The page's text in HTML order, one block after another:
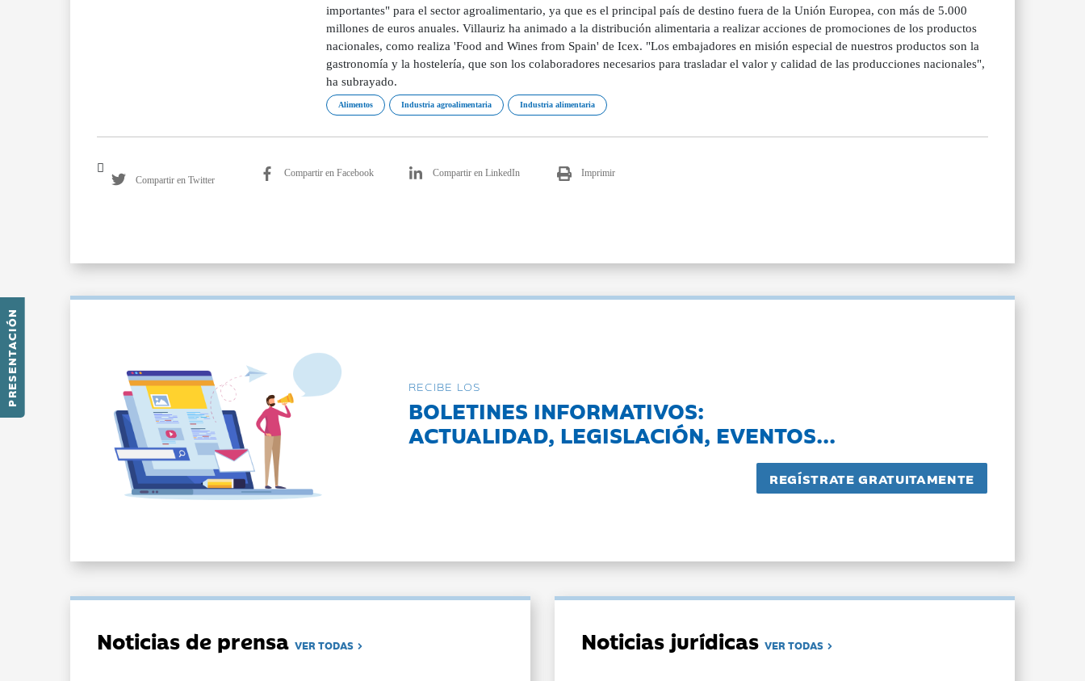
PRESENTACIÓN
importantes" para el sector agroalimentario, ya que es el principal país de destino fuera de la Unión Europea, con más de 5.000
millones de euros anuales. Villauriz ha animado a la distribución alimentaria a realizar acciones de promociones de los productos
nacionales, como realiza 'Food and Wines from Spain' de Icex. "Los embajadores en misión especial de nuestros productos son la
gastronomía y la hostelería, que son los colaboradores necesarios para trasladar el valor y calidad de las producciones nacionales",
ha subrayado.
Alimentos Industria agroalimentaria Industria alimentaria
Compartir en Twitter
Compartir en Facebook Compartir en LinkedIn Imprimir
RECIBE LOS
BOLETINES INFORMATIVOS:
ACTUALIDAD, LEGISLACIÓN, EVENTOS...
Noticias de prensaVER TODAS Noticias jurídicasVER TODAS